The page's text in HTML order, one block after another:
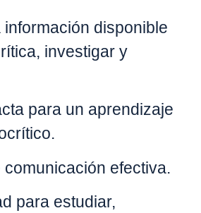
disponible
investigar y
para un aprendizaje
comunicación efectiva.
para estudiar,